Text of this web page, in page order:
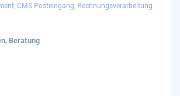
CMS Posteingang, Rechnungsverarbeitung
Beratung